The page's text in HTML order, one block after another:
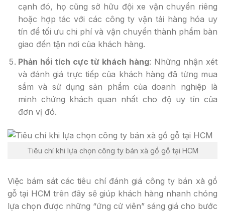
cạnh đó, họ cũng sở hữu đội xe vận chuyển riêng
hoặc hợp tác với các công ty vận tải hàng hóa uy
tín để tối ưu chi phí và vận chuyển thành phẩm bàn
giao đến tận nơi của khách hàng.
Phản hồi tích cực từ khách hàng: Những nhận xét
và đánh giá trực tiếp của khách hàng đã từng mua
sắm và sử dụng sản phẩm của doanh nghiệp là
minh chứng khách quan nhất cho độ uy tín của
đơn vị đó.
Tiêu chí khi lựa chọn công ty bán xà gồ gỗ tại HCM
Việc bám sát các tiêu chí đánh giá công ty bán xà gồ
gỗ tại HCM trên đây sẽ giúp khách hàng nhanh chóng
lựa chọn được những “ứng cử viên” sáng giá cho bước